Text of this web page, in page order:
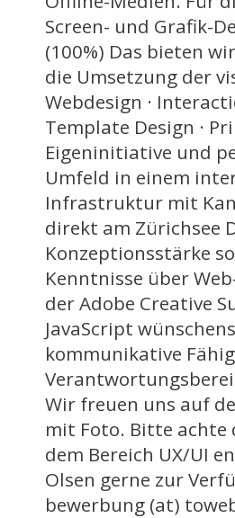
Screen- und Grafik-
(100%) Das bieten
die Umsetzung der
Webdesign ·
Template Design ·
Eigeninitiative und
Umfeld in einem
Infrastruktur mit
direkt am Zürichsee
Konzeptionsstärke
Kenntnisse über
der Adobe Creative
JavaScript
kommunikative
Wir freuen uns auf
mit Foto. Bitte achte
dem Bereich UX/UI
Olsen gerne zur
bewerbung (at)